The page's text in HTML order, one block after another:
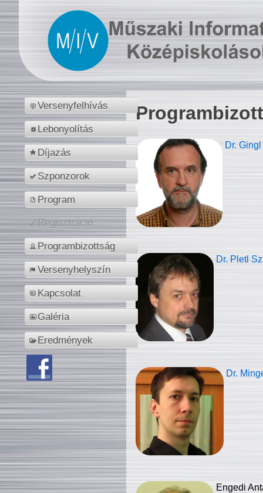
Versenyfelhívás
Lebonyolítás
Díjazás
Szponzorok
Program
Regisztráció
Programbizottság
Versenyhelyszín
Kapcsolat
Galéria
Eredmények
Dr.
Dr. Pletl
Dr.
Engedi